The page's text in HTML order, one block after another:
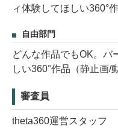
ィ体験してほしい360°
自由部門
どんな作品でもOK。バ
しい360°作品（静止画/
審査員
theta360運営スタッフ